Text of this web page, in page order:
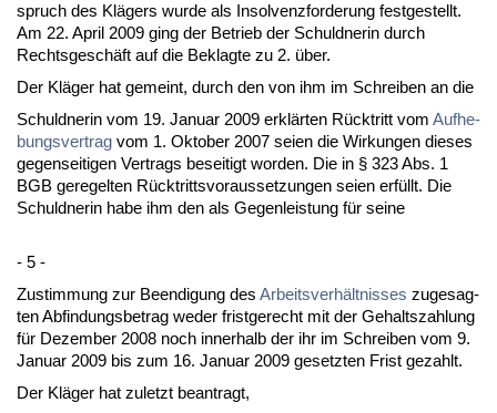
spruch des Klägers wur­de als In­sol­venz­for­de­rung fest­ge­stellt.
Am 22. April 2009 ging der Be­trieb der Schuld­ne­rin durch
Rechts­geschäft auf die Be­klag­te zu 2. über.
Der Kläger hat ge­meint, durch den von ihm im Schrei­ben an die
Schuld­ne­rin vom 19. Ja­nu­ar 2009 erklärten Rück­tritt vom Auf­he­
bungs­ver­trag vom 1. Ok­to­ber 2007 sei­en die Wir­kun­gen die­ses
ge­gen­sei­ti­gen Ver­trags be­sei­tigt wor­den. Die in § 323 Abs. 1
BGB ge­re­gel­ten Rück­tritts­vor­aus­set­zun­gen sei­en erfüllt. Die
Schuld­ne­rin ha­be ihm den als Ge­gen­leis­tung für sei­ne
- 5 -
Zu­stim­mung zur Be­en­di­gung des Ar­beits­verhält­nis­ses zu­ge­sag­
ten Ab­fin­dungs­be­trag we­der frist­ge­recht mit der Ge­halts­zah­lung
für De­zem­ber 2008 noch in­ner­halb der ihr im Schrei­ben vom 9.
Ja­nu­ar 2009 bis zum 16. Ja­nu­ar 2009 ge­setz­ten Frist ge­zahlt.
Der Kläger hat zu­letzt be­an­tragt,